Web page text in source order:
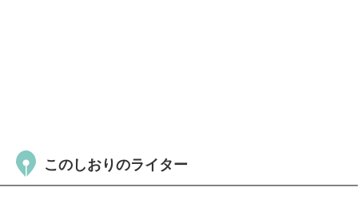
このしおりのライター